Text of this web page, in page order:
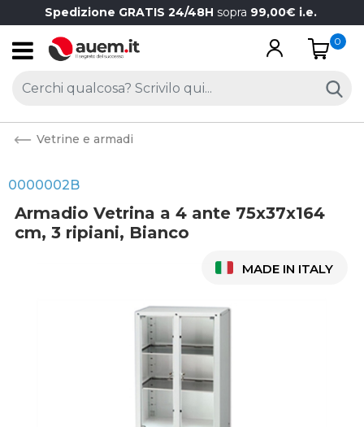
Spedizione GRATIS 24/48H sopra 99,00€ i.e.
Open
0
Vetrine e armadi
0000002B
Armadio Vetrina a 4 ante 75x37x164
cm, 3 ripiani, Bianco
MADE IN ITALY